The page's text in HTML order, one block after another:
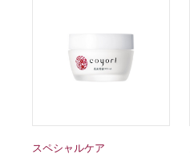
スペシャルケア